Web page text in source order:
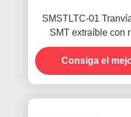
SMSTLTC-01
SMT extraíble con
Consiga el